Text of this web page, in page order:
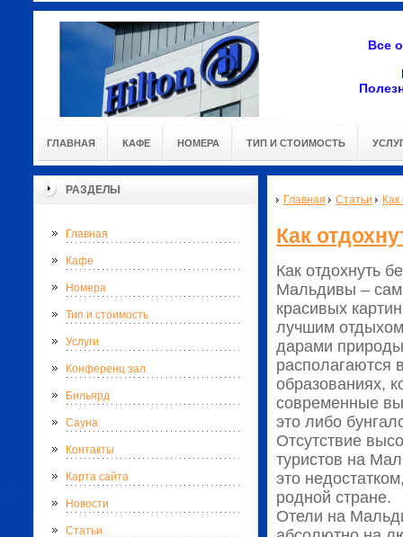
Все
ГЛАВНАЯ КАФЕ НОМЕРА ТИП И СТОИМОСТЬ
РАЗДЕЛЫ
Главная
Кафе
Номера
Тип и стоимость
Услуги
Конференц зал
Бильярд
Сауна
Контакты
Карта сайта
Новости
Статьи
Главная Статьи
Как
Как отдохнуть
Мальдивы –
красивых
лучшим
дарами
располагаются
образованиях,
современные
это либо
Отсутствие
туристов на
это
родной стране.
Отели на